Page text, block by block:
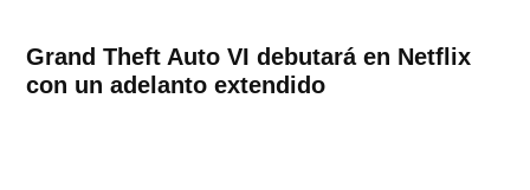
Grand Theft Auto VI debutará en Netflix
con un adelanto extendido